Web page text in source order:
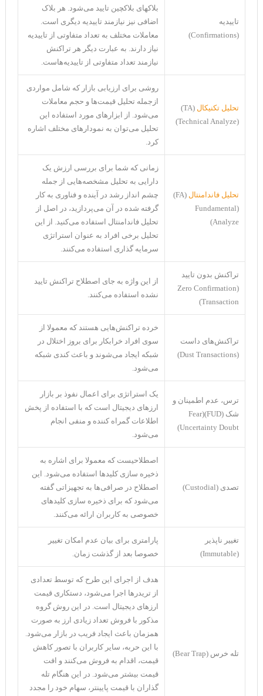
تاییدیه
(Confirmations)
بلاکهای بلاکچین تایید می‌شود. هر بلاک
اضافی نیز نیازمند تاییدیه دیگری است.
معاملات مختلف به تعداد متفاوتی از تاییدیه
نیاز دارند. به عبارت دیگر هر تراکنش
نیازمند تعداد متفاوتی از تاییدیه‌هاست.
تحلیل تکنیکال
(TA)
(Technical Analyze)
روشی برای ارزیابی بازار که شامل مواردی
ازجمله تحلیل قیمت‌ها و حجم معاملات
می‌شود. از ابزارهای مورد استفاده این
تحلیل می‌توان به نمودار‌های مختلف اشاره
کرد.
تحلیل فاندامنتال
(FA)
(Fundamental
Analyze)
زمانی که شما برای بررسی ارزش یک
دارایی به تحلیل مشخصه‌هایی از جمله
چشم انداز رشد در آینده و فناوری به کار
گرفته شده در آن می‌پردازید، در اصل از
تحلیل فاندامنتال استفاده می‌کنید. از این
تحلیل برخی افراد به عنوان استراتژی
سرمایه گذاری استفاده می‌کنند.
تراکنش بدون تایید
(Zero Confirmation
Transaction)
از این واژه به جای اصطلاح تراکنش تایید
نشده استفاده می‌کنند.
تراکنش‌های داست
(Dust Transactions)
خرده تراکنش‌هایی هستند که معمولا از
سوی افراد خرابکار برای بروز اختلال در
شبکه ایجاد می‌شوند و باعث کندی شبکه
می‌شود.
ترس، عدم اطمینان و
شک (FUD)(Fear
Uncertainty Doubt)
یک استراتژی برای اعمال نفوذ بر بازار
ارز‌های دیجیتال است که با استفاده از پخش
اطلاعات گمراه کننده و منفی انجام
می‌شود.
تصدی (Custodial)
اصطلاحیست که معمولا برای اشاره به
ذخیره سازی کلید‌ها استفاده می‌شود. این
اصطلاح در صرافی‌ها به تجهیزاتی گفته
می‌شود که برای ذخیره سازی کلید‌های
خصوصی به کاربران ارائه می‌کنند.
تغییر ناپذیر
(Immutable)
پارامتری برای بیان عدم امکان تغییر
خصوصا بعد از گذشت زمان.
تله خرس (Bear Trap)
هدف از اجرای این طرح که توسط تعدادی
از تریدرها اجرا می‌شود، دستکاری قیمت
ارز‌های دیجیتال است. در این روش گروه
مذکور با فروش تعداد زیادی ارز به صورت
همزمان باعث ایجاد فریب در بازار می‌شود.
با این حربه، سایر کاربران با تصور کاهش
قیمت، اقدام به فروش می‌کنند و افت
قیمت بیشتر می‌شود. در این هنگام تله
گذاران با قیمت پایینتر، سهام خود را مجدد